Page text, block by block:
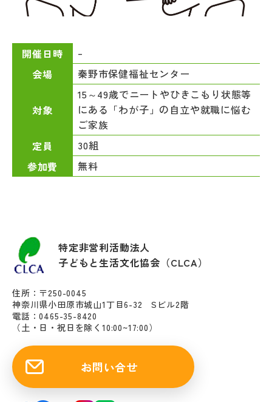
開催日時
–
会場
秦野市保健福祉センター
対象
15～49歳でニートやひきこもり状態等
にある「わが子」の自立や就職に悩む
ご家族
定員
30組
参加費
無料
特定非営利活動法人
子どもと生活文化協会（CLCA）
住所：〒250-0045
神奈川県小田原市城山1丁目6-32 Sビル2階
電話：0465-35-8420
（土・日・祝日を除く10:00~17:00）
お問い合せ